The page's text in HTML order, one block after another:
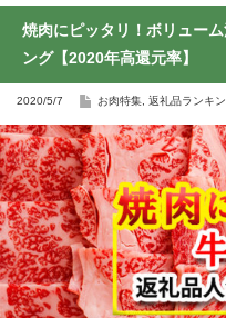
焼肉にピッタリ！ボリュー
ング【2020年高還元率】
2020/5/7 お肉特集 返礼品ランキ